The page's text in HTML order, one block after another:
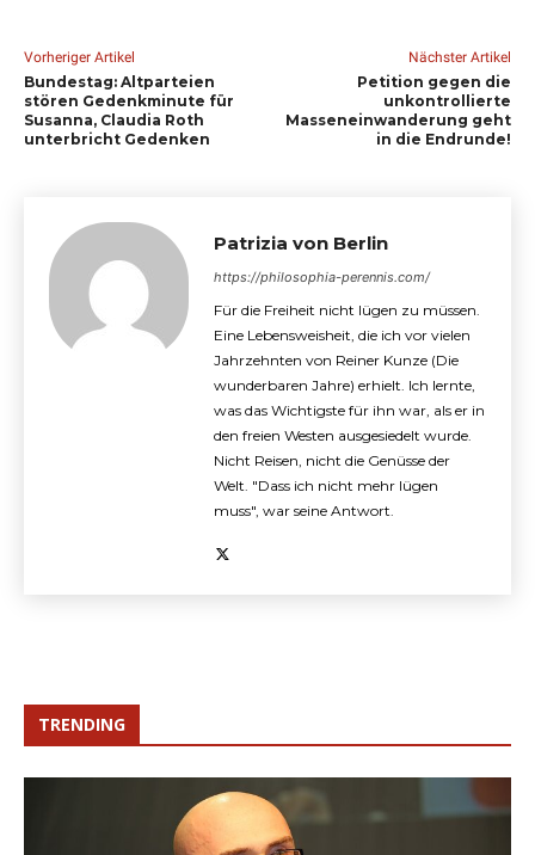
Vorheriger Artikel
Bundestag: Altparteien
stören Gedenkminute für
Susanna, Claudia Roth
unterbricht Gedenken
Nächster Artikel
Petition gegen die
unkontrollierte
Masseneinwanderung geht
in die Endrunde!
Patrizia von Berlin
https://philosophia-perennis.com/
Für die Freiheit nicht lügen zu müssen.
Eine Lebensweisheit, die ich vor vielen
Jahrzehnten von Reiner Kunze (Die
wunderbaren Jahre) erhielt. Ich lernte,
was das Wichtigste für ihn war, als er in
den freien Westen ausgesiedelt wurde.
Nicht Reisen, nicht die Genüsse der
Welt. "Dass ich nicht mehr lügen
muss", war seine Antwort.
TRENDING